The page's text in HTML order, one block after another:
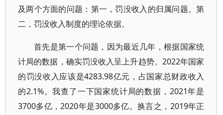
及两个方面的问题：第一，罚没收入的归属问题。第
二，罚没收入制度的理论依据。
首先是第一个问题，因为最近几年，根据国家统
计局的数据，确实罚没收入呈上升趋势。2022年国家
的罚没收入应该是4283.98亿元，占国家总财政收入
的2.1%。我查了一下国家统计局的数据，2021年是
3700多亿，2020年是3000多亿。换言之，2019年正